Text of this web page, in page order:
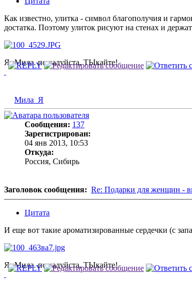
Как известно, улитка - символ благополучия и
достатка. Поэтому улиток рисуют на стенах и
Я- Мила. пожалуйста, ТЫкайте!
Мила_Я
Сообщения: 137
Зарегистрирован:
04 янв 2013, 10:53
Откуда:
Россия, Сибирь
Заголовок сообщения: Re: Подарки для женщин -
Цитата
И еще вот такие ароматизированные сердечки (с
Я- Мила. пожалуйста, ТЫкайте!